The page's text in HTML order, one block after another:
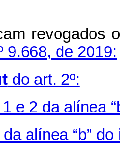
revogados
9.668, de 2019:
do art. 2º:
e 2 da alínea
alínea “b”